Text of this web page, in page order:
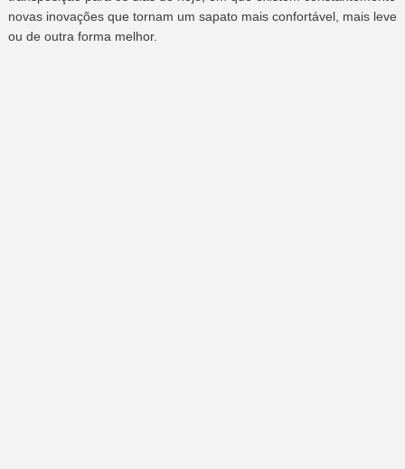
novas inovações que tornam um sapato mais confortável, mais leve
ou de outra forma melhor.